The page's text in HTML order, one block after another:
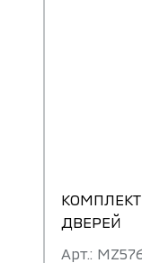
ДВЕРЕЙ
Арт.: